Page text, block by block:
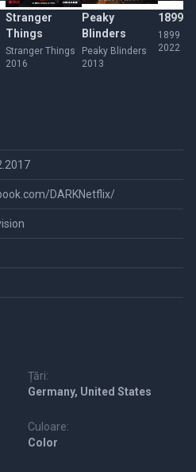
Stranger
Things
Stranger Things
2016
Peaky
Blinders
Peaky Blinders
2013
1899
1899
2022
DARKNetflix/
Țări:
Germany, United States
Culoare:
Color